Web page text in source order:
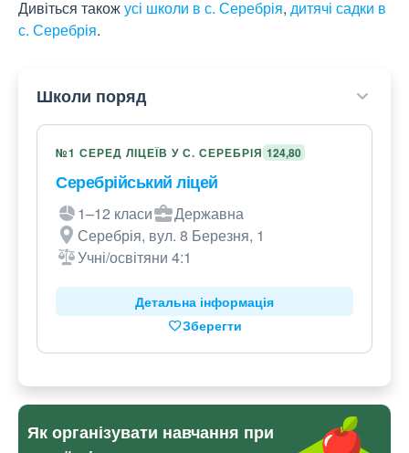
Дивіться такожусі школи в с. Серебрія, дитячі садки в
с. Серебрія.
Школи поряд
№1 СЕРЕД ЛІЦЕЇВ У С. СЕРЕБРІЯ 124,80
Серебрійський ліцей
1–12 класи
Державна
Серебрія, вул. 8 Березня, 1
Учні/освітяни 4:1
Детальна інформація
Зберегти
Як організувати навчання при